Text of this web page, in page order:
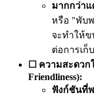
มากกว่า
หรือ "พับพ
จะทำให้
ต่อการเ
☐ ความสะดวก
Friendliness):
ฟังก์ชันที่